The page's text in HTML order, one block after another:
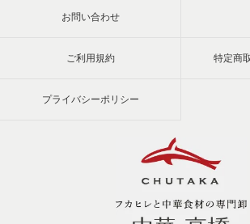
お問い合わせ
ご利用規約 特定商
プライバシーポリシー